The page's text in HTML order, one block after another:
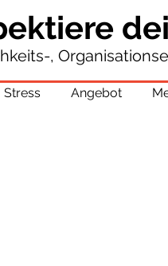
,
Stress Angebot